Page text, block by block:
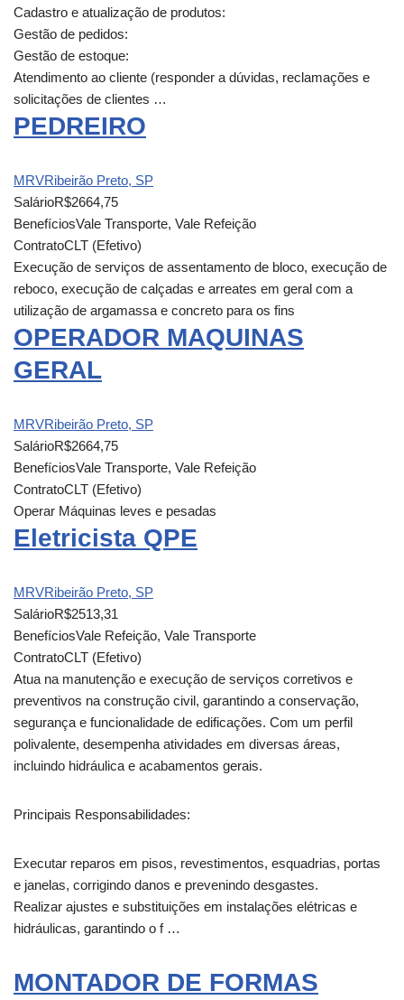
Cadastro e atualização de produtos:
Gestão de pedidos:
Gestão de estoque:
Atendimento ao cliente (responder a dúvidas, reclamações e
solicitações de clientes …
PEDREIRO
MRVRibeirão Preto, SP
SalárioR$2664,75
BenefíciosVale Transporte, Vale Refeição
ContratoCLT (Efetivo)
Execução de serviços de assentamento de bloco, execução de
reboco, execução de calçadas e arreates em geral com a
utilização de argamassa e concreto para os fins
OPERADOR MAQUINAS
GERAL
MRVRibeirão Preto, SP
SalárioR$2664,75
BenefíciosVale Transporte, Vale Refeição
ContratoCLT (Efetivo)
Operar Máquinas leves e pesadas
Eletricista QPE
MRVRibeirão Preto, SP
SalárioR$2513,31
BenefíciosVale Refeição, Vale Transporte
ContratoCLT (Efetivo)
Atua na manutenção e execução de serviços corretivos e
preventivos na construção civil, garantindo a conservação,
segurança e funcionalidade de edificações. Com um perfil
polivalente, desempenha atividades em diversas áreas,
incluindo hidráulica e acabamentos gerais.
Principais Responsabilidades:
Executar reparos em pisos, revestimentos, esquadrias, portas
e janelas, corrigindo danos e prevenindo desgastes.
Realizar ajustes e substituições em instalações elétricas e
hidráulicas, garantindo o f …
MONTADOR DE FORMAS